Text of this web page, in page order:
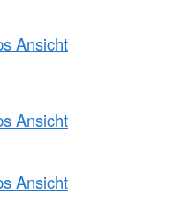
Ansicht
Ansicht
Ansicht